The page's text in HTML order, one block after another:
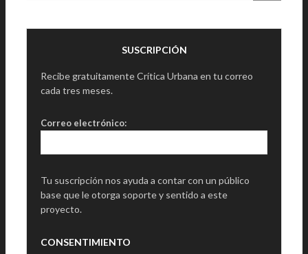
SUSCRIPCIÓN
Recibe gratuitamente Crítica Urbana en tu correo
cada tres meses.
Correo electrónico:
Tu suscripción nos ayuda a contar con un público
base que le otorga soporte y sentido a este
proyecto.
CONSENTIMIENTO